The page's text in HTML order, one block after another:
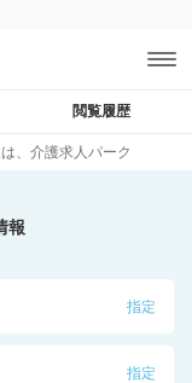
閲覧履歴
、介護求人パーク
報
指定
指定